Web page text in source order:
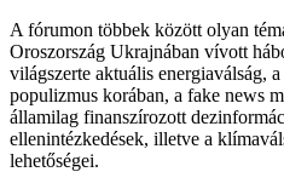
A fórumon többek között olyan
Oroszország Ukrajnában vívott
világszerte aktuális energiaválság,
populizmus korában, a fake news
államilag finanszírozott
ellenintézkedések, illetve a
lehetőségei.